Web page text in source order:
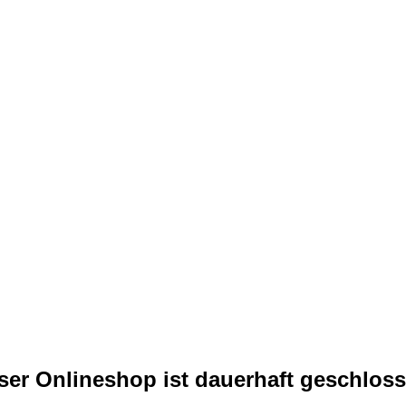
Onlineshop ist dauerhaft